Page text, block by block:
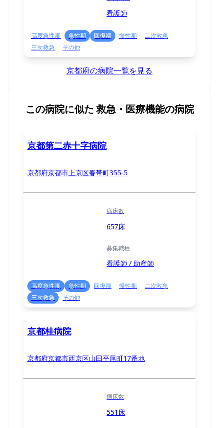
看護師
高度急性期 急性期 回復期 慢性期
二次救急
三次救急
その他
京都府の病院一覧を見る
この病院に似た 救急・医療機能の病院
京都第二赤十字病院
京都府京都市上京区春帯町355-5
病床数
657床
募集職種
看護師 / 助産師
高度急性期 急性期 回復期 慢性期
二次救急
三次救急
その他
京都桂病院
京都府京都市西京区山田平尾町17番地
病床数
551床